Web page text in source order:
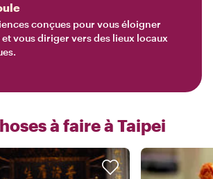
conçues pour vous éloigner
vous diriger vers des lieux locaux
à faire à Taipei